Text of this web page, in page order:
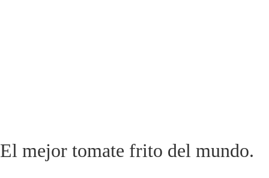
El mejor tomate frito del mundo.